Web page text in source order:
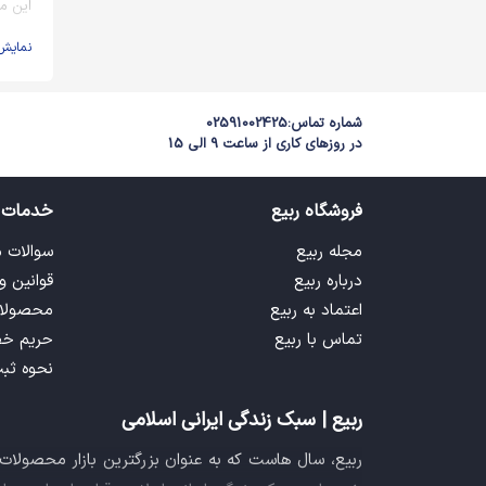
این
شماره تماس:02591002425
در روزهای کاری از ساعت 9 الی 15
فروشگاه ربیع
مجله ربیع
درباره ربیع
اعتماد به ربیع
تماس با ربیع
خدمات
سوالات
قوانین
حریم
نحوه
ربیع | سبک زندگی ایرانی اسلامی
ربیع، سال هاست که به عنوان بزرگترین بازار